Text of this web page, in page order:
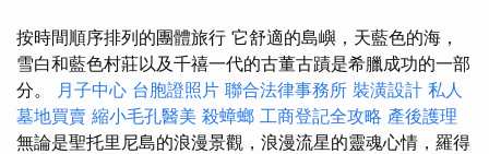
按時間順序排列的團體旅行 它舒適的島嶼，天藍色的海，
雪白和藍色村莊以及千禧一代的古董古蹟是希臘成功的一部
分。 月子中心 台胞證照片 聯合法律事務所 裝潢設計 私人
墓地買賣 縮小毛孔醫美 殺蟑螂 工商登記全攻略 產後護理
無論是聖托里尼島的浪漫景觀，浪漫流星的靈魂心情，羅得